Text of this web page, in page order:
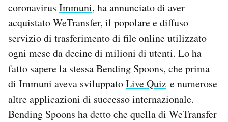
AREA PERSONALE
Area Personale
Newsletter
Notifiche mobile
Regala il Post
Hai bisogno di aiuto?
Esci
coronavirus Immuni, ha annunciato di aver
acquistato WeTransfer, il popolare e diffuso
servizio di trasferimento di file online utilizzato
ogni mese da decine di milioni di utenti. Lo ha
fatto sapere la stessa Bending Spoons, che prima
di Immuni aveva sviluppatoLive Quiz e numerose
altre applicazioni di successo internazionale.
Bending Spoons ha detto che quella di WeTransfer